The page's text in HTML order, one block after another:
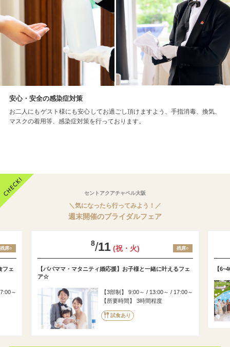
安心・安全の感染症対策
お二人にもゲスト様にも安心してお過ごし頂けますよう、手指消毒、換気、
マスクの着用等、感染症対策を行っております。
セントアクアチャペル大阪
＼気になったら行ってみよう！／
週末開催のブライダルフェア
残席○
フェ
～
8/11 (祝・火) 残席○
【パパママ・マタニティ婚応援】お子様と一緒に叶えるフェ
ア☆
3部制
9:00～ / 13:00～ / 17:00～
所要時間
3時間程度
試食あり
【